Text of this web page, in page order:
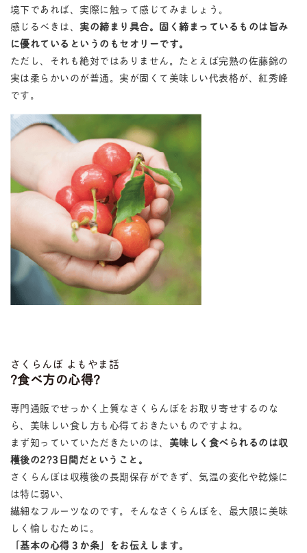
境下であれば、実際に触って感じてみましょう。
感じるべきは、実の締まり具合。固く締まっているものは旨み
に優れているというのもセオリーです。
ただし、それも絶対ではありません。たとえば完熟の佐藤錦の
実は柔らかいのが普通。実が固くて美味しい代表格が、紅秀峰
です。
さくらんぼ よもやま話
?食べ方の心得?
専門通販でせっかく上質なさくらんぼをお取り寄せするのな
ら、美味しい食し方も心得ておきたいものですよね。
まず知っていていただきたいのは、 美味しく食べられるのは収
穫後の2?3日間だということ。
さくらんぼは収穫後の長期保存ができず、気温の変化や乾燥に
は特に弱い、
繊細なフルーツなのです。そんなさくらんぼを、最大限に美味
しく愉しむために。
「基本の心得３か条」をお伝えします。